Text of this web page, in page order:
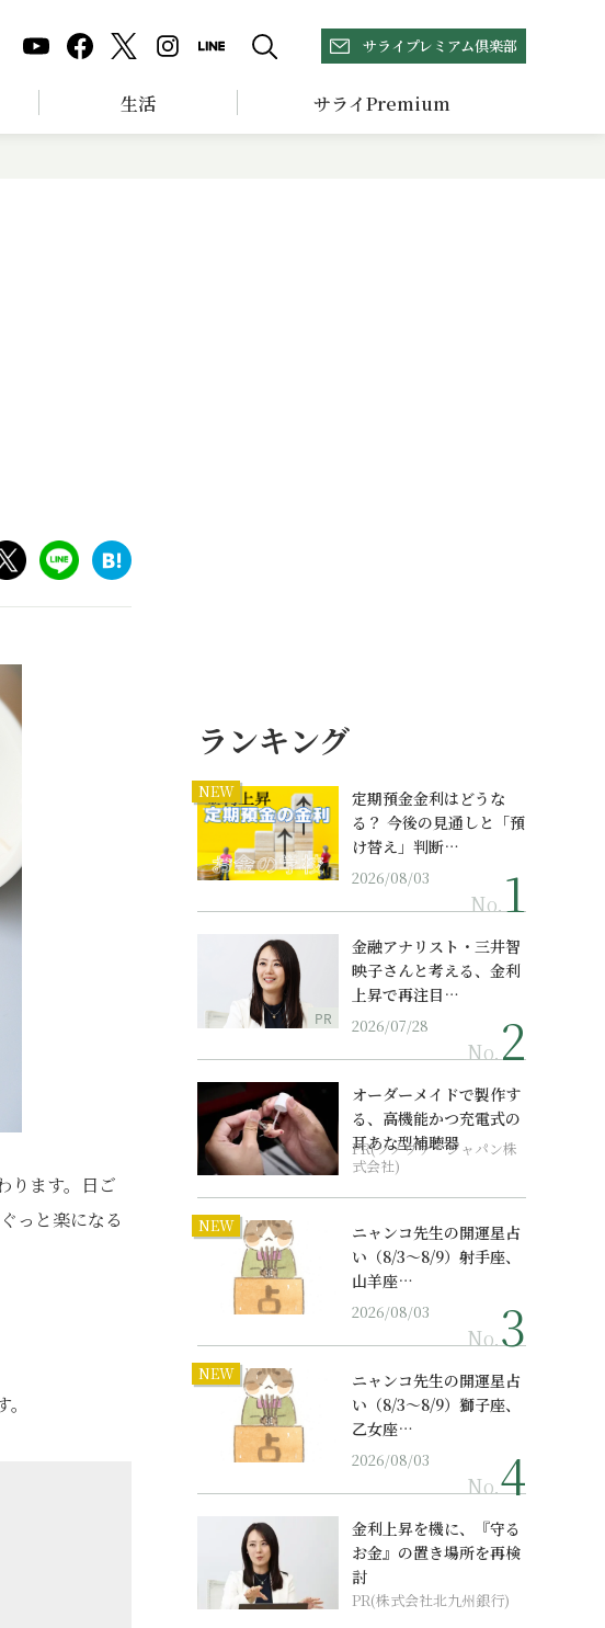
サライプレミアム倶楽部
生活 サライPremium
ります。日ご
っと楽になる
ランキング
NEW
定期預金金利はどうな
る？ 今後の見通しと「預
け替え」判断…
2026/08/03
No.
PR
金融アナリスト・三井智
映子さんと考える、金利
上昇で再注目…
2026/07/28
No.
オーダーメイドで製作す
る、高機能かつ充電式の
耳あな型補聴器
PR(ソノヴァ・ジャパン株
式会社)
NEW
ニャンコ先生の開運星占
い（8/3～8/9）射手座、
山羊座…
2026/08/03
No.
NEW
ニャンコ先生の開運星占
い（8/3～8/9）獅子座、
乙女座…
2026/08/03
No.
金利上昇を機に、『守る
お金』の置き場所を再検
討
PR(株式会社北九州銀行)